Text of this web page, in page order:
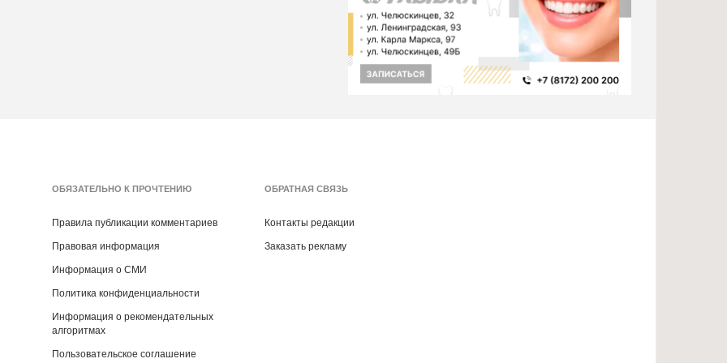
ОБЯЗАТЕЛЬНО К ПРОЧТЕНИЮ
Правила публикации комментариев
Правовая информация
Информация о СМИ
Политика конфиденциальности
Информация о рекомендательных
алгоритмах
Пользовательское соглашение
ОБРАТНАЯ СВЯЗЬ
Контакты редакции
Заказать рекламу